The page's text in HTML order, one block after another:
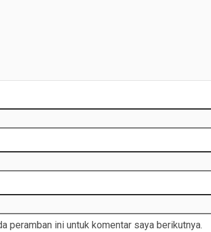
peramban ini untuk komentar saya berikutnya.